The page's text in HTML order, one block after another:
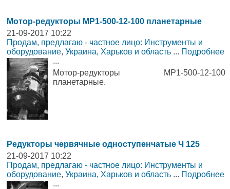
Мотор-редукторы МР1-500-12-100 планетарные
21-09-2017 10:22
Продам, предлагаю - частное лицо: Инструменты и
оборудование, Украина, Харьков и область ... Подробнее
...
Мотор-редукторы МР1-500-12-100
планетарные.
Редукторы червячные одноступенчатые Ч 125
21-09-2017 10:22
Продам, предлагаю - частное лицо: Инструменты и
оборудование, Украина, Харьков и область ... Подробнее
...